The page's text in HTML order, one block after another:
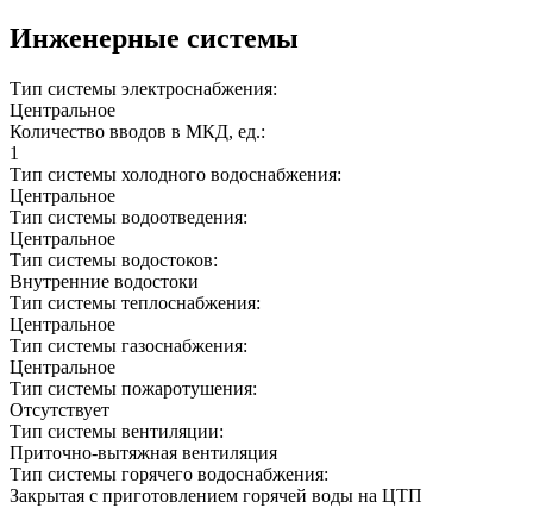
Инженерные системы
Тип системы электроснабжения:
Центральное
Количество вводов в МКД, ед.:
1
Тип системы холодного водоснабжения:
Центральное
Тип системы водоотведения:
Центральное
Тип системы водостоков:
Внутренние водостоки
Тип системы теплоснабжения:
Центральное
Тип системы газоснабжения:
Центральное
Тип системы пожаротушения:
Отсутствует
Тип системы вентиляции:
Приточно-вытяжная вентиляция
Тип системы горячего водоснабжения:
Закрытая с приготовлением горячей воды на ЦТП